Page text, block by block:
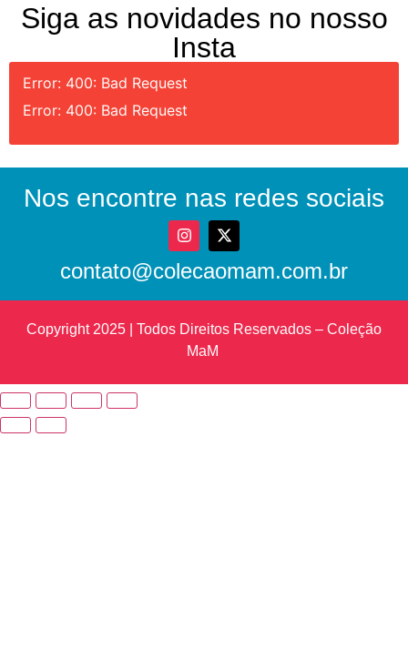
Siga as novidades no nosso
Insta
Error: 400: Bad Request
Error: 400: Bad Request
Nos encontre nas redes sociais
contato@colecaomam.com.br
Copyright 2025 | Todos Direitos Reservados – Coleção
MaM